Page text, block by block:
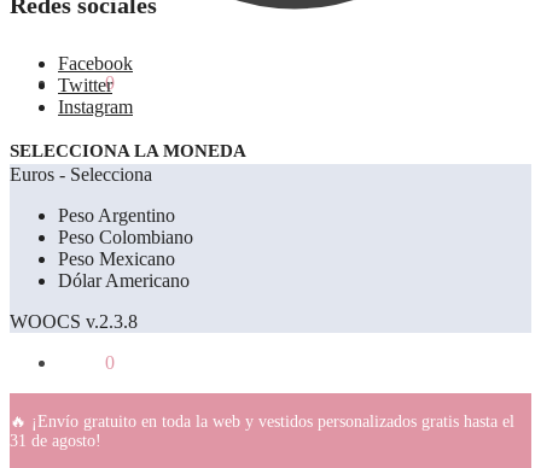
0.00€ 0
Facebook
Twitter
Instagram
SELECCIONA LA MONEDA
Euros - Selecciona
Peso Argentino
Peso Colombiano
Peso Mexicano
Dólar Americano
WOOCS v.2.3.8
0
🔥 ¡Envío gratuito en toda la web y vestidos personalizados gratis hasta el
31 de agosto!